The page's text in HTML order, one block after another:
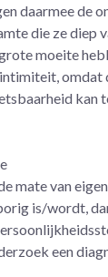
daarmee de
die ze diep
moeite
kan
mate van
is/wordt,
een